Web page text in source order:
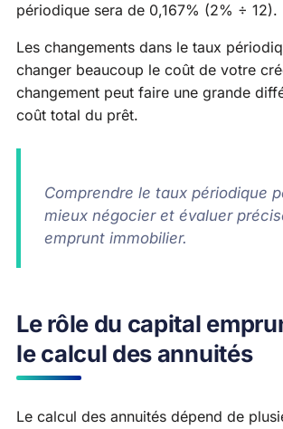
périodique sera de 0,167% (2% ÷ 12).
Les changements dans le taux
changer beaucoup le coût de votre
changement peut faire une grande
coût total du prêt.
Comprendre le taux périodique
mieux négocier et évaluer
emprunt immobilier.
Le rôle du capital
le calcul des annuités
Le calcul des annuités dépend de